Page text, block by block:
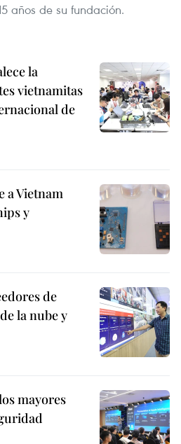
años de su fundación.
la
vietnamitas
de
a Vietnam
y
de
la nube y
mayores